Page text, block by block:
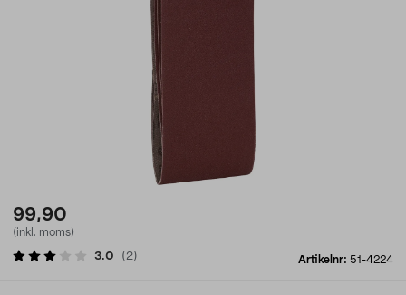
99,90
(inkl. moms)
Artikelnr: 51-4224
3.0 ( 2)